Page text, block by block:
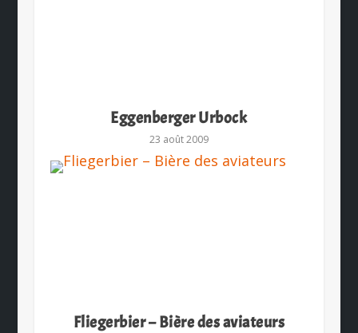
Eggenberger Urbock
23 août 2009
Fliegerbier – Bière des aviateurs